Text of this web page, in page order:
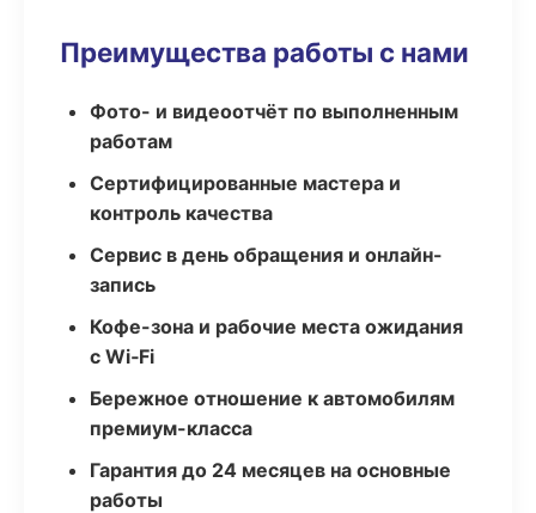
Преимущества работы с нами
Фото- и видеоотчёт по выполненным
работам
Сертифицированные мастера и
контроль качества
Сервис в день обращения и онлайн-
запись
Кофе-зона и рабочие места ожидания
с Wi‑Fi
Бережное отношение к автомобилям
премиум-класса
Гарантия до 24 месяцев на основные
работы